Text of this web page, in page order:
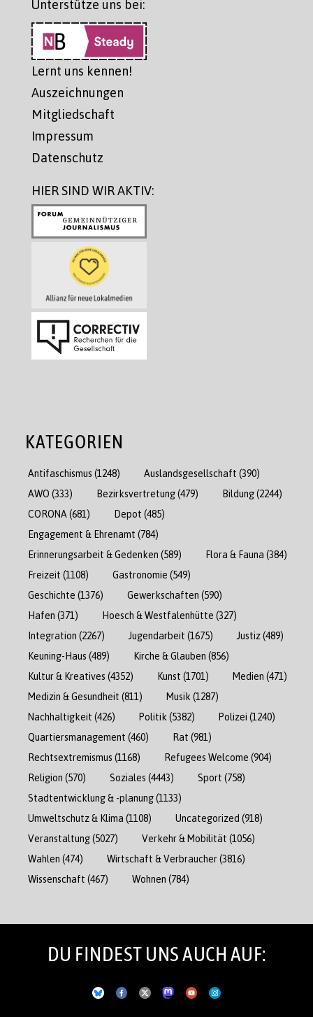
Unterstütze uns bei:
Lernt uns kennen!
Auszeichnungen
Mitgliedschaft
Impressum
Datenschutz
HIER SIND WIR AKTIV:
KATEGORIEN
Antifaschismus (1248) Auslandsgesellschaft (390)
AWO (333) Bezirksvertretung(479) Bildung(2244)
CORONA (681) Depot (485)
Engagement & Ehrenamt (784)
Erinnerungsarbeit & Gedenken (589) Flora & Fauna (384)
Freizeit (1108) Gastronomie (549)
Geschichte (1376) Gewerkschaften (590)
Hafen (371) Hoesch & Westfalenhütte (327)
Integration (2267) Jugendarbeit (1675) Justiz(489)
Keuning-Haus (489) Kirche & Glauben (856)
Kultur & Kreatives (4352) Kunst (1701) Medien (471)
Medizin & Gesundheit (811) Musik (1287)
Nachhaltigkeit (426) Politik (5382) Polizei (1240)
Quartiersmanagement (460) Rat (981)
Rechtsextremismus (1168) Refugees Welcome (904)
Religion (570) Soziales (4443) Sport (758)
Stadtentwicklung & -planung(1133)
Umweltschutz & Klima (1108) Uncategorized (918)
Veranstaltung(5027) Verkehr & Mobilität (1056)
Wahlen (474) Wirtschaft & Verbraucher(3816)
Wissenschaft (467) Wohnen (784)
DU FINDEST UNS AUCH AUF: